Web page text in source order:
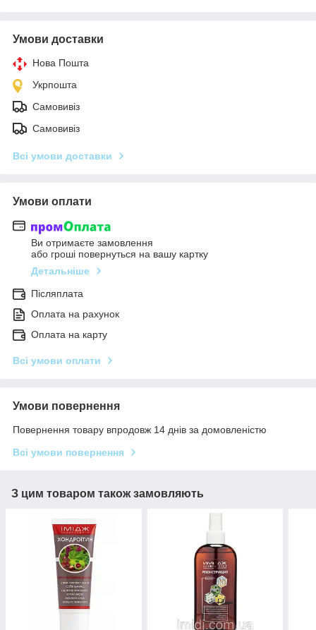
Умови доставки
Нова Пошта
Укрпошта
Самовивіз
Самовивіз
Всі умови доставки
Умови оплати
Ви отримаєте замовлення
або гроші повернуться на вашу картку
Детальніше
Післяплата
Оплата на рахунок
Оплата на карту
Всі умови оплати
Умови повернення
Повернення товару впродовж 14 днів за домовленістю
Всі умови повернення
З цим товаром також замовляють